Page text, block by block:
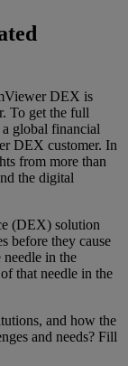
DEX is
To get the full
global financial
DEX customer. In
from more than
the digital
(DEX) solution
before they cause
in the
that needle in the
and how the
and needs? Fill